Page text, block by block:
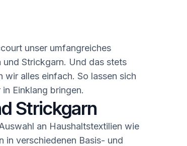
unser umfangreiches
Strickgarn. Und das stets
wir alles einfach. So lassen sich
Einklang bringen.
Strickgarn
an Haushaltstextilien wie
in verschiedenen Basis- und